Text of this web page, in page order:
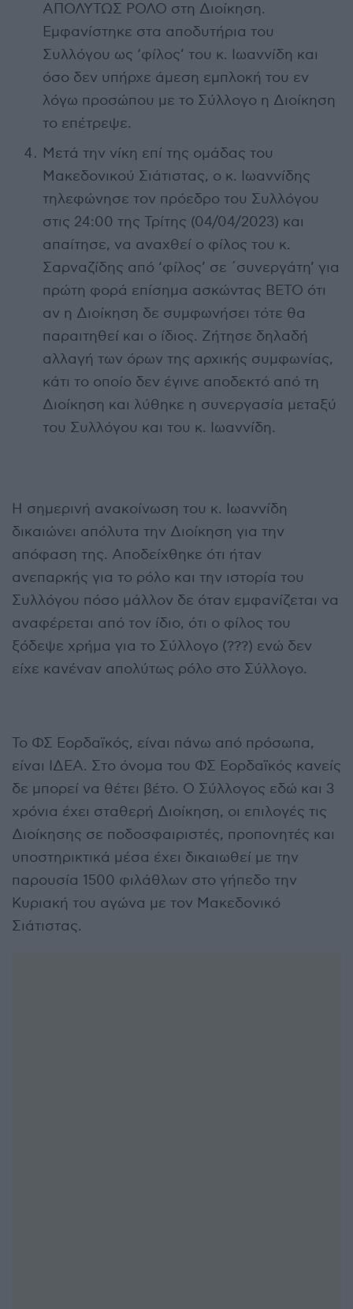
ΑΠΟΛΥΤΩΣ ΡΟΛΟ στη Διοίκηση.
Εμφανίστηκε στα αποδυτήρια του
Συλλόγου ως ‘φίλος’ του κ. Ιωαννίδη και
όσο δεν υπήρχε άμεση εμπλοκή του εν
λόγω προσώπου με το Σύλλογο η Διοίκηση
το επέτρεψε.
Μετά την νίκη επί της ομάδας του
Μακεδονικού Σιάτιστας, ο κ. Ιωαννίδης
τηλεφώνησε τον πρόεδρο του Συλλόγου
στις 24:00 της Τρίτης (04/04/2023) και
απαίτησε, να αναχθεί ο φίλος του κ.
Σαρναζίδης από ‘φίλος’ σε ΄συνεργάτη’ για
πρώτη φορά επίσημα ασκώντας ΒΕΤΟ ότι
αν η Διοίκηση δε συμφωνήσει τότε θα
παραιτηθεί και ο ίδιος. Ζήτησε δηλαδή
αλλαγή των όρων της αρχικής συμφωνίας,
κάτι το οποίο δεν έγινε αποδεκτό από τη
Διοίκηση και λύθηκε η συνεργασία μεταξύ
του Συλλόγου και του κ. Ιωαννίδη.
Η σημερινή ανακοίνωση του κ. Ιωαννίδη
δικαιώνει απόλυτα την Διοίκηση για την
απόφαση της. Αποδείχθηκε ότι ήταν
ανεπαρκής για το ρόλο και την ιστορία του
Συλλόγου πόσο μάλλον δε όταν εμφανίζεται να
αναφέρεται από τον ίδιο, ότι ο φίλος του
ξόδεψε χρήμα για το Σύλλογο (???) ενώ δεν
είχε κανέναν απολύτως ρόλο στο Σύλλογο.
Το ΦΣ Εορδαϊκός, είναι πάνω από πρόσωπα,
είναι ΙΔΕΑ. Στο όνομα του ΦΣ Εορδαϊκός κανείς
δε μπορεί να θέτει βέτο. Ο Σύλλογος εδώ και 3
χρόνια έχει σταθερή Διοίκηση, οι επιλογές τις
Διοίκησης σε ποδοσφαιριστές, προπονητές και
υποστηρικτικά μέσα έχει δικαιωθεί με την
παρουσία 1500 φιλάθλων στο γήπεδο την
Κυριακή του αγώνα με τον Μακεδονικό
Σιάτιστας.